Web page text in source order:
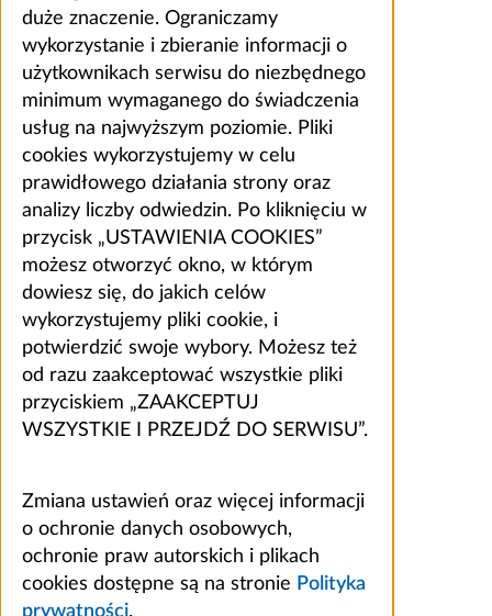
duże znaczenie. Ograniczamy
wykorzystanie i zbieranie informacji o
użytkownikach serwisu do niezbędnego
minimum wymaganego do świadczenia
usług na najwyższym poziomie. Pliki
cookies wykorzystujemy w celu
prawidłowego działania strony oraz
analizy liczby odwiedzin. Po kliknięciu w
przycisk „USTAWIENIA COOKIES”
możesz otworzyć okno, w którym
dowiesz się, do jakich celów
wykorzystujemy pliki cookie, i
potwierdzić swoje wybory. Możesz też
od razu zaakceptować wszystkie pliki
przyciskiem „ZAAKCEPTUJ
WSZYSTKIE I PRZEJDŹ DO SERWISU”.
Zmiana ustawień oraz więcej informacji
o ochronie danych osobowych,
ochronie praw autorskich i plikach
cookies dostępne są na stronie Polityka
prywatności.